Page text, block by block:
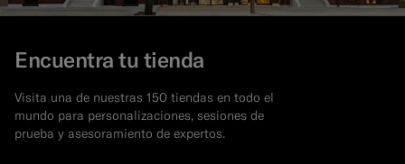
Encuentra tu tienda
Visita una de nuestras 150 tiendas en todo el
mundo para personalizaciones, sesiones de
prueba y asesoramiento de expertos.